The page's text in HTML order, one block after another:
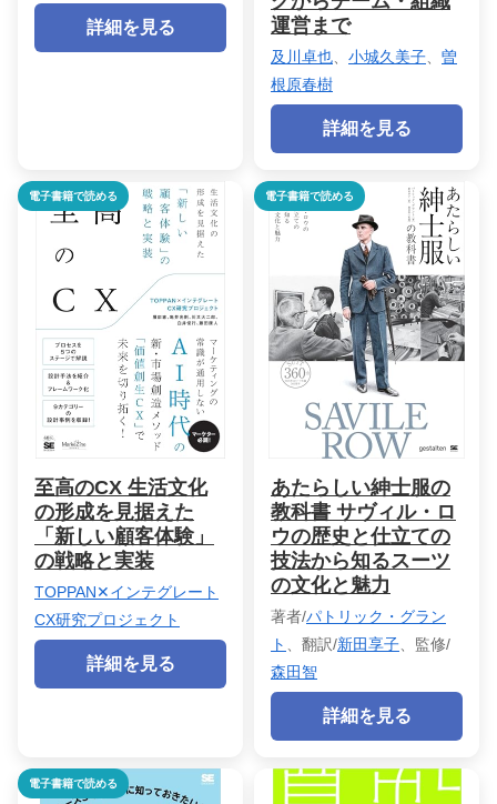
詳細を見る
運営まで
及川卓也 小城久美子
曽
根原春樹
詳細を見る
電子書籍で読める
至高のCX 生活文化
の形成を見据えた
「新しい顧客体験」
の戦略と実装
TOPPAN✕インテグレート
CX研究プロジェクト
詳細を見る
電子書籍で読める
あたらしい紳士服の
教科書 サヴィル・ロ
ウの歴史と仕立ての
技法から知るスーツ
の文化と魅力
著者/パトリック・グラン
ト
、翻訳/新田享子 、監修/
森田智
詳細を見る
電子書籍で読める